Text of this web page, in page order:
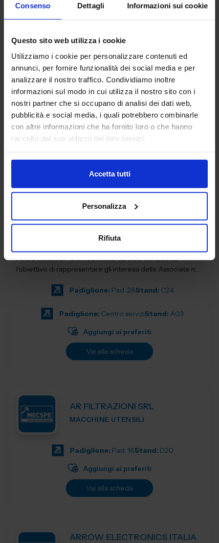
Consenso Dettagli Informazioni sui cookie
Questo sito web utilizza i cookie
Utilizziamo i cookie per personalizzare contenuti ed
annunci, per fornire funzionalità dei social media e per
analizzare il nostro traffico. Condividiamo inoltre
informazioni sul modo in cui utilizza il nostro sito con i
nostri partner che si occupano di analisi dei dati web,
pubblicità e social media, i quali potrebbero combinarle
con altre informazioni che ha fornito loro o che hanno
raccolto dal suo utilizzo dei loro servizi.
Accetta tutti
Personalizza
Rifiuta
ALPHACAM - LICOM SYSTEMS
MACCHINE UTENSILI
ALPHACAM è il CAD-CAM distribuito da Licom Systems . E'
un sistema CAD-CAM adatto per tutte le tipologie di
macchine utensili siano essi centri di lavoro, pantografi,
torni da3 fino a 5 a...
Padiglione:
Pad. 16 Stand:
Aggiungi ai preferiti
ELETTRONICA ITALIA
Filiera Industria Automobilistica, da oltre 110 anni ha
l’obiettivo di rappresentare gli interessi delle Associate nei
Padiglione: Pad. 28Stand: C24
Padiglione: Centro serviziStand: A03
Aggiungi ai preferiti
Vai alla scheda
AR FILTRAZIONI SRL
MACCHINE UTENSILI
Padiglione: Pad. 16Stand: D20
Aggiungi ai preferiti
Vai alla scheda
ARROW ELECTRONICS ITALIA